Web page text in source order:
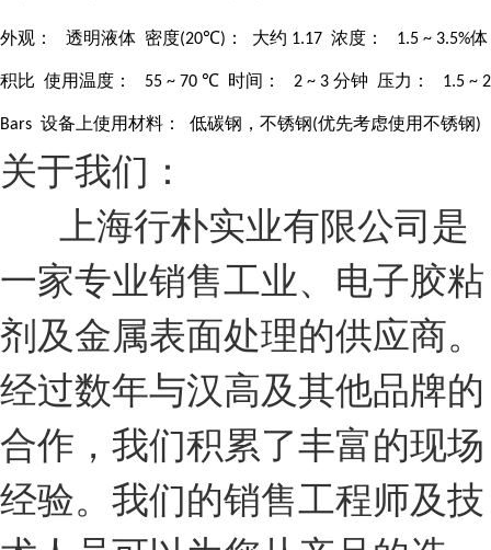
外观： 透明液体 密度(20℃) ： 大约 1.17 浓度： 1.5 ~ 3.5%体
积比 使用温度： 55 ~ 70 ℃ 时间： 2 ~ 3 分钟 压力： 1.5 ~ 2
Bars 设备上使用材料： 低碳钢，不锈钢(优先考虑使用不锈钢)
关于我们：
上海行朴实业有限公司是
一家专业销售工业、电子胶粘
剂及金属表面处理的供应商。
经过数年与汉高及其他品牌的
合作，我们积累了丰富的现场
经验。我们的销售工程师及技